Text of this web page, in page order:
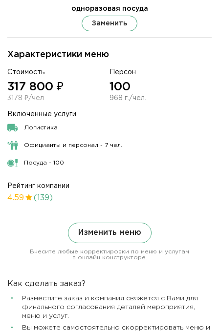
Характеристики меню
Стоимость
317 800 ₽
3178 ₽/чел
Персон
100
968 г./чел.
Включенные услуги
Логистика
Официанты и персонал - 7 чел.
Посуда - 100
Рейтинг компании
4.59 (139)
Изменить меню
Внесите любые корректировки по меню и услугам
в онлайн конструкторе.
одноразовая посуда
Заменить
Как сделать заказ?
Разместите заказ и компания свяжется с Вами для
финального согласования деталей мероприятия,
меню и услуг.
Вы можете самостоятельно скорректировать меню и